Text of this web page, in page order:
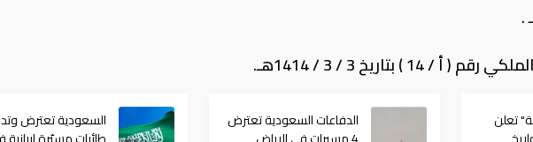
) بتاريخ 3 / 3 / 1414هـ.
تعلن
الدفاعات السعودية تعترض